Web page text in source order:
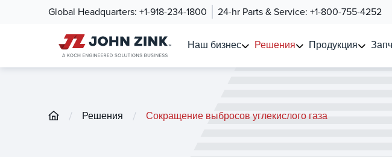
Global Headquarters: +1-918-234-1800 24-hr Parts & Service: +1-800-755-4252
Наш бизнес Решения Продукция
/ Решения / Сокращение выбросов углекислого газа